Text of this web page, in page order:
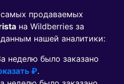
продаваемых
на Wildberries за
нашей аналитики:
неделю было заказано
₽.